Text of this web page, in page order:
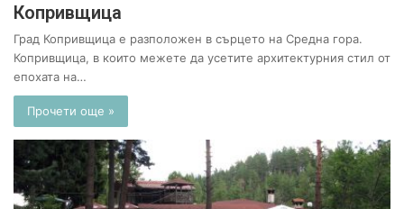
Копривщица
Град Копривщица е разположен в сърцето на Средна гора.
Копривщица, в които межете да усетите архитектурния стил от
епохата на…
Прочети още »